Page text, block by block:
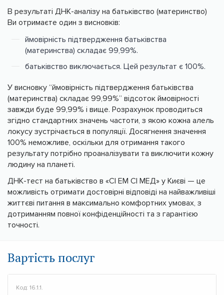
В результаті ДНК-аналізу на батьківство (материнство)
Ви отримаєте один з висновків:
ймовірність підтвердження батьківства
(материнства) складає 99,99%.
батьківство виключається. Цей результат є 100%.
У висновку “ймовірність підтвердження батьківства
(материнства) складає 99,99%” відсоток ймовірності
завжди буде 99,99% і вище. Розрахунок проводиться
згідно стандартних значень частоти, з якою кожна алель
локусу зустрічається в популяції. Досягнення значення
100% неможливе, оскільки для отримання такого
результату потрібно проаналізувати та виключити кожну
людину на планеті.
ДНК-тест на батьківство в «СІ ЕМ СІ МЕД» у Києві — це
можливість отримати достовірні відповіді на найважливіші
життєві питання в максимально комфортних умовах, з
дотриманням повної конфіденційності та з гарантією
точності.
Вартість послуг
Код: 16.1.1.